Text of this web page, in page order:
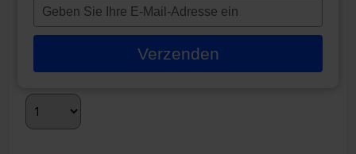
Quantity Discount
Discounted price
10%
Typ
e-
in
Verzenden